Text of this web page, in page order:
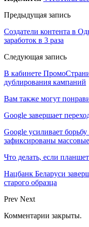
Предыдущая запись
Создатели контента в
заработок в 3 раза
Следующая запись
В кабинете
дублирования кампаний
Вам также могут
Google завершает
Google усиливает
зафиксированы
Что делать, если
Нацбанк Беларуси
старого образца
Prev Next
Комментарии закрыты.